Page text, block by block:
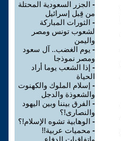
- الجزر السعودية المحتلة
من قِبل إسرائيل
- الثورات المباركة
لشعوب تونس ومصر
واليمن
- يوم الغضب.. آل سعود
ومصر نموذجا
- إذا الشعب يوما أراد
الحياة
- إسلام الملوك والكهنوت
والشعوذة والدجل
- الفرق بيننا وبين اليهود
والنصارى!؟
- الوهابية تشوه الإسلام!؟
- محميات عربية!!
وإتفاقيات الدفاع